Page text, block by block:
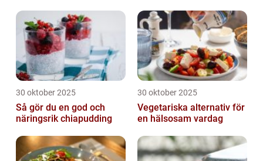
30 oktober 2025
Så gör du en god och
näringsrik chiapudding
30 oktober 2025
Vegetariska alternativ för
en hälsosam vardag